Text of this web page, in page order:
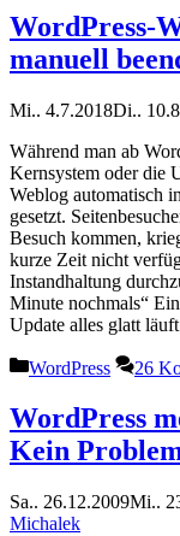
WordPress-
manuell
Mi.. 4.7.2018Di..
Während man ab
Kernsystem oder die
Weblog automatisch
gesetzt.
Besuch kommen,
kurze Zeit nicht
Instandhaltung
Minute nochmals“
Update alles glatt
Kategorien
WordPress 26
WordPress
Kein
Sa.. 26.12.2009Mi..
Michalek